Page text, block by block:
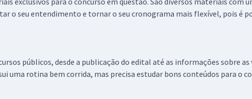
o seu entendimento e tornar o seu cronograma mais flexível, pois é
públicos, desde a publicação do edital até as informações sobre
uma rotina bem corrida, mas precisa estudar bons conteúdos para o